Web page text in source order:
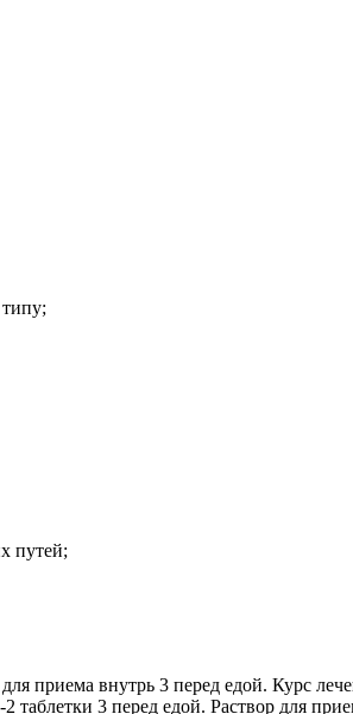
путей;
приема внутрь 3 перед едой. Курс
таблетки 3 перед едой. Раствор для